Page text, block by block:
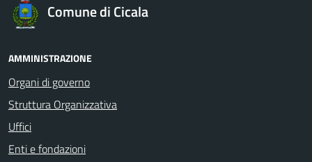
Comune di Cicala
AMMINISTRAZIONE
Organi di governo
Struttura Organizzativa
Uffici
Enti e fondazioni